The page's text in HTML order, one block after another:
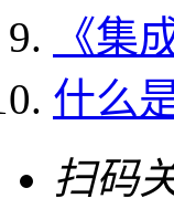
《集
什么
扫码